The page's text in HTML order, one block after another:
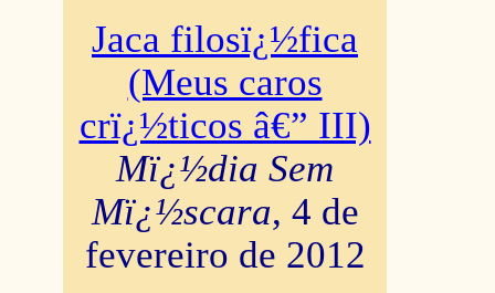
Jaca filosï¿½fica
(Meus caros
crï¿½ticos â€” III)
Mï¿½dia Sem
Mï¿½scara, 4 de
fevereiro de 2012